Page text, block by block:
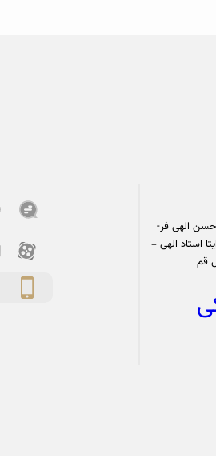
حسن الهی فر-
استاد الهی –
قم